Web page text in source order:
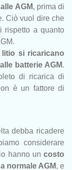
AGM, prima di
Ciò vuol dire che
rispetto a quanto
litio si ricaricano
batterie AGM.
di ricarica di
è un fattore di
debba ricadere
considerare
hanno uncosto
normale AGM, e